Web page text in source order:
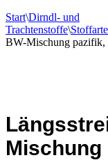
Start\Dirndl- und
Trachtenstoffe\
BW-Mischung pazifik,